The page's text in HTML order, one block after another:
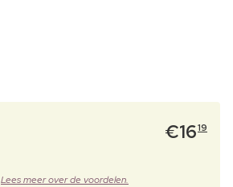
€1619
Lees meer over de voordelen.